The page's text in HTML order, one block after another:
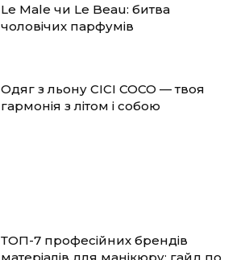
Le Male чи Le Beau: битва
чоловічих парфумів
Одяг з льону CICI COCO — твоя
гармонія з літом і собою
ТОП-7 професійних брендів